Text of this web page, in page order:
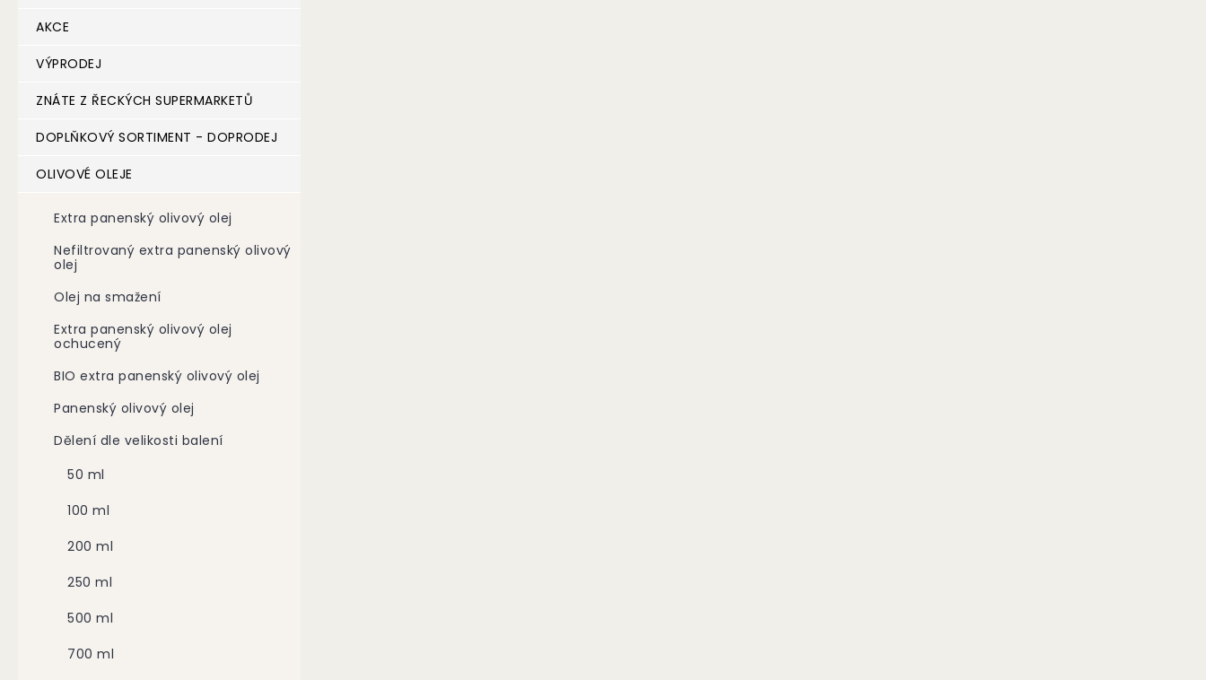
AKCE
VÝPRODEJ
ZNÁTE Z ŘECKÝCH SUPERMARKETŮ
DOPLŇKOVÝ SORTIMENT - DOPRODEJ
OLIVOVÉ OLEJE
Extra panenský olivový olej
Nefiltrovaný extra panenský olivový
olej
Olej na smažení
Extra panenský olivový olej
ochucený
BIO extra panenský olivový olej
Panenský olivový olej
Dělení dle velikosti balení
50 ml
100 ml
200 ml
250 ml
500 ml
700 ml